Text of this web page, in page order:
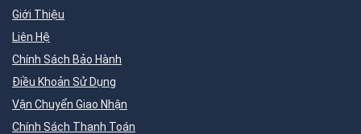
Giới Thiệu
Liên Hệ
Chính Sách Bảo Hành
Điều Khoản Sử Dụng
Vận Chuyển Giao Nhận
Chính Sách Thanh Toán